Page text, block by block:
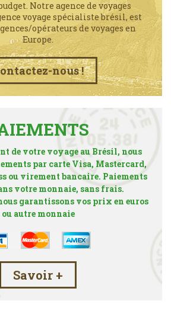
Notre agence de voyages
voyage spécialiste brésil, est
opérateurs de voyages en
Europe.
nous !
de votre voyage au Brésil, nous
par carte Visa, Mastercard,
ou virement bancaire. Paiements
votre monnaie, sans frais.
garantissons vos prix en euros
ou autre monnaie
Savoir +